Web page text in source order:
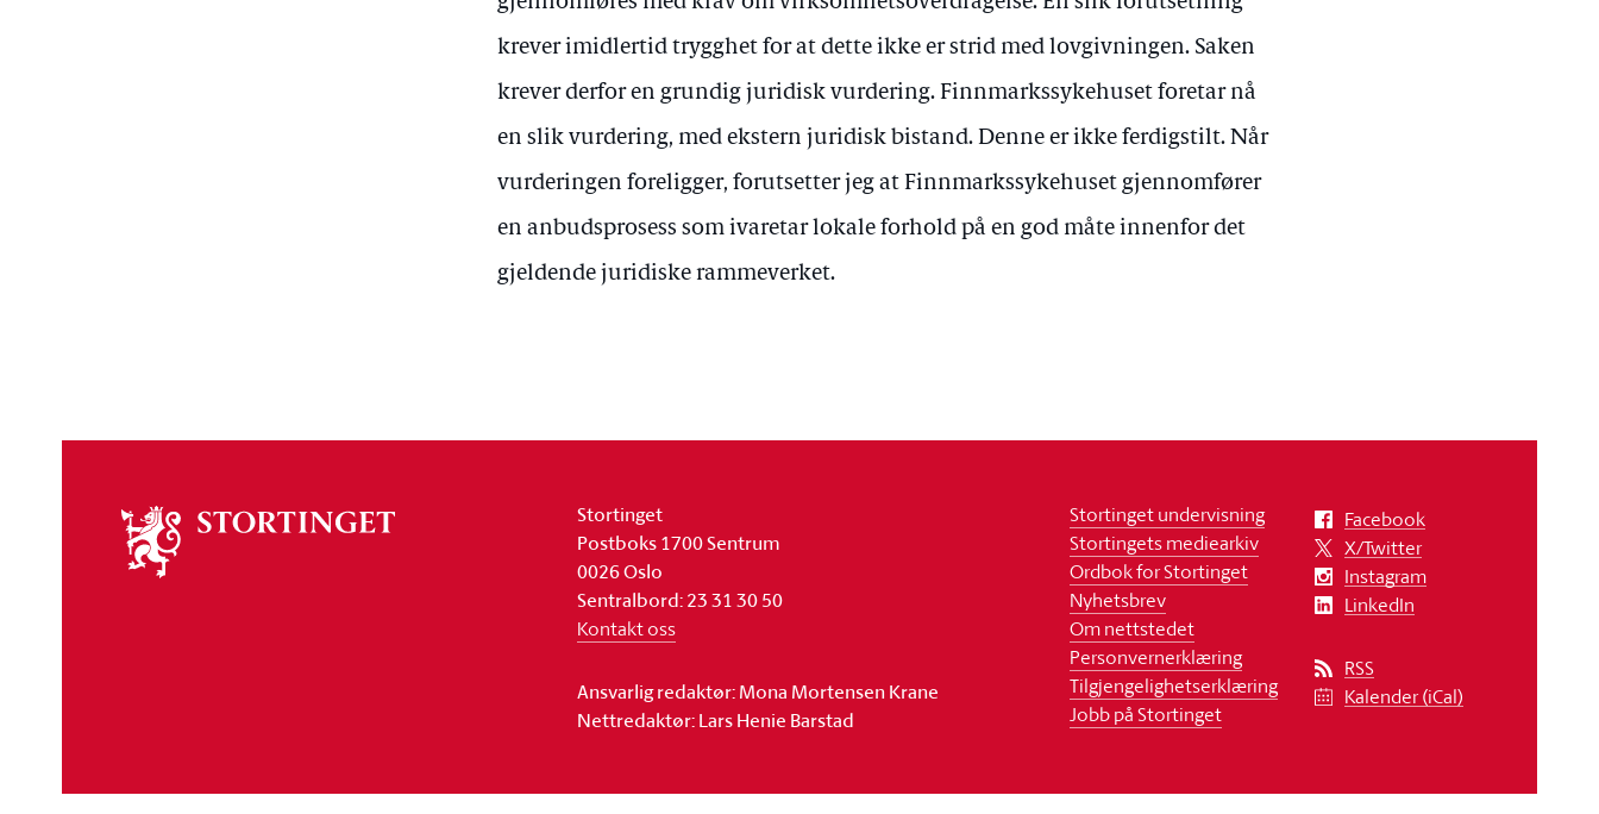
krever imidlertid trygghet for at dette ikke er strid med lovgivningen. Saken
krever derfor en grundig juridisk vurdering. Finnmarkssykehuset foretar nå
en slik vurdering, med ekstern juridisk bistand. Denne er ikke ferdigstilt. Når
vurderingen foreligger, forutsetter jeg at Finnmarkssykehuset gjennomfører
en anbudsprosess som ivaretar lokale forhold på en god måte innenfor det
gjeldende juridiske rammeverket.
stortinget
Stortinget
Postboks 1700 Sentrum
0026 Oslo
Sentralbord: 23 31 30 50
Kontakt oss
Ansvarlig redaktør: Mona Mortensen Krane
Nettredaktør: Lars Henie Barstad
Stortinget undervisning
Stortingets mediearkiv
Ordbok for Stortinget
Nyhetsbrev
Om nettstedet
Personvernerklæring
Tilgjengelighetserklæring
Jobb på Stortinget
Facebook
X/Twitter
Instagram
LinkedIn
RSS
Kalender (iCal)